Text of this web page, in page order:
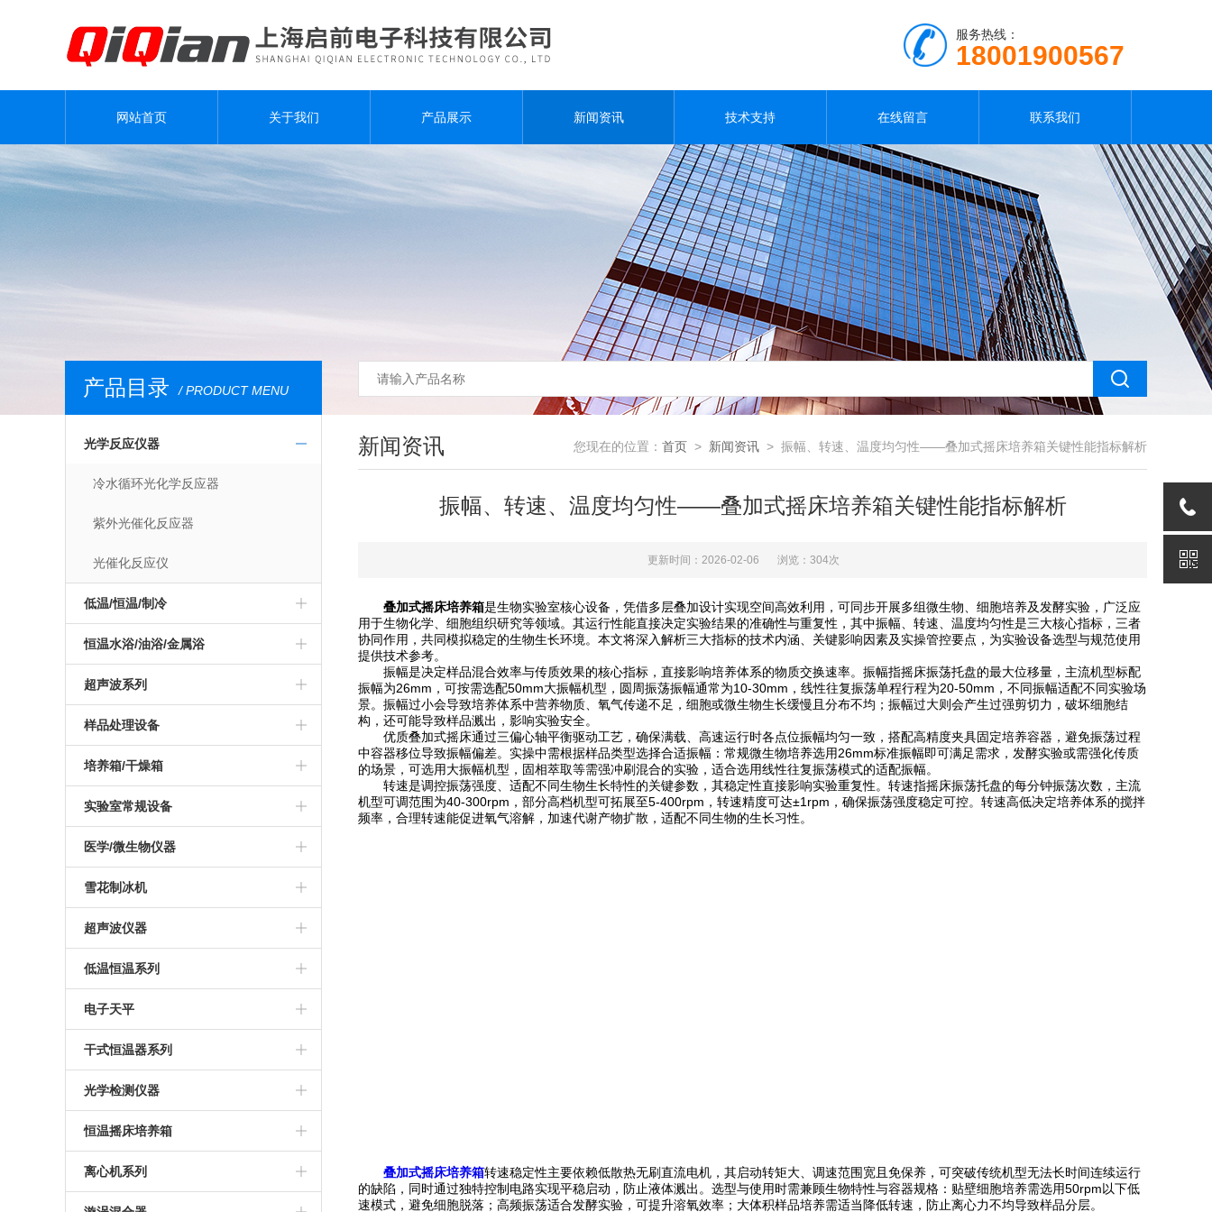
服务热线：
18001900567
网站首页 关于我们 产品展示 新闻资讯 技术支持 在线留言 联系我们
产品目录 / PRODUCT MENU
光学反应仪器
冷水循环光化学反应器
紫外光催化反应器
光催化反应仪
低温/恒温/制冷
恒温水浴/油浴/金属浴
超声波系列
样品处理设备
培养箱/干燥箱
实验室常规设备
医学/微生物仪器
雪花制冰机
超声波仪器
低温恒温系列
电子天平
干式恒温器系列
光学检测仪器
恒温摇床培养箱
离心机系列
新闻资讯 您现在的位置： 首页 > 新闻资讯 > 振幅、转速、温度均匀性——叠加式摇床培养箱关键性能指标解析
振幅、转速、温度均匀性——叠加式摇床培养箱关键性能指标解析
更新时间：2026-02-06 浏览：304次
叠加式摇床培养箱是生物实验室核心设备，凭借多层叠加设计实现空间高效利用，可同步开展多组微生物、细胞培养及发酵实验，广泛应
用于生物化学、细胞组织研究等领域。其运行性能直接决定实验结果的准确性与重复性，其中振幅、转速、温度均匀性是三大核心指标，三者
协同作用，共同模拟稳定的生物生长环境。本文将深入解析三大指标的技术内涵、关键影响因素及实操管控要点，为实验设备选型与规范使用
提供技术参考。
振幅是决定样品混合效率与传质效果的核心指标，直接影响培养体系的物质交换速率。振幅指摇床振荡托盘的最大位移量，主流机型标配
振幅为26mm，可按需选配50mm大振幅机型，圆周振荡振幅通常为10-30mm，线性往复振荡单程行程为20-50mm，不同振幅适配不同实验场
景。振幅过小会导致培养体系中营养物质、氧气传递不足，细胞或微生物生长缓慢且分布不均；振幅过大则会产生过强剪切力，破坏细胞结
构，还可能导致样品溅出，影响实验安全。
优质叠加式摇床通过三偏心轴平衡驱动工艺，确保满载、高速运行时各点位振幅均匀一致，搭配高精度夹具固定培养容器，避免振荡过程
中容器移位导致振幅偏差。实操中需根据样品类型选择合适振幅：常规微生物培养选用26mm标准振幅即可满足需求，发酵实验或需强化传质
的场景，可选用大振幅机型，固相萃取等需强冲刷混合的实验，适合选用线性往复振荡模式的适配振幅。
转速是调控振荡强度、适配不同生物生长特性的关键参数，其稳定性直接影响实验重复性。转速指摇床振荡托盘的每分钟振荡次数，主流
机型可调范围为40-300rpm，部分高档机型可拓展至5-400rpm，转速精度可达±1rpm，确保振荡强度稳定可控。转速高低决定培养体系的搅拌
频率，合理转速能促进氧气溶解，加速代谢产物扩散，适配不同生物的生长习性。
叠加式摇床培养箱转速稳定性主要依赖低散热无刷直流电机，其启动转矩大、调速范围宽且免保养，可突破传统机型无法长时间连续运行
的缺陷，同时通过独特控制电路实现平稳启动，防止液体溅出。选型与使用时需兼顾生物特性与容器规格：贴壁细胞培养需选用50rpm以下低
速模式，避免细胞脱落；高频振荡适合发酵实验，可提升溶氧效率；大体积样品培养需适当降低转速，防止离心力不均导致样品分层。